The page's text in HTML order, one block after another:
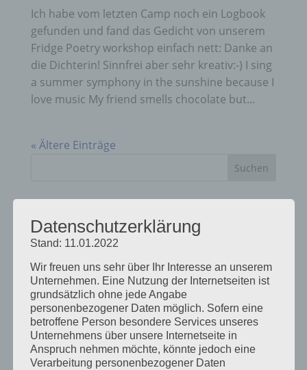
Ich habe vom letzten Camp noch ein Logbook
gefunden und fand das Gedicht von unserem
Fridge Poetry workshop einfach nett: Danke an
die Dichterin! Sinnfrei aber sehr kreativ:-) I sing
a summer symphony in the sunshine because I
love music My friend smells chocolate but...
« Ältere Einträge
Schulcamps unter dem Motto: American vs.
Britsh English
Unser Camp macht Pause
Unser Englischcamp Team stellt sich vor – Kyle
Barry
Herbstcamp im Indian Summer
Unser Rivers and Lakes Camp
Datenschutzerklärung
Stand: 11.01.2022
Wir freuen uns sehr über Ihr Interesse an unserem
Unternehmen. Eine Nutzung der Internetseiten ist
grundsätzlich ohne jede Angabe
personenbezogener Daten möglich. Sofern eine
betroffene Person besondere Services unseres
Unternehmens über unsere Internetseite in
Anspruch nehmen möchte, könnte jedoch eine
Verarbeitung personenbezogener Daten